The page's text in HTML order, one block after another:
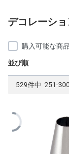
デコレーショ
購入可能な商
並び順
529件中 251-